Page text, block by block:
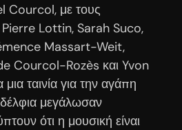
Courcol, με τους
Lottin, Sarah Suco,
Massart-Weit,
Courcol-Rozès και Yvon
ταινία για την αγάπη
μεγάλωσαν
ότι η μουσική είναι